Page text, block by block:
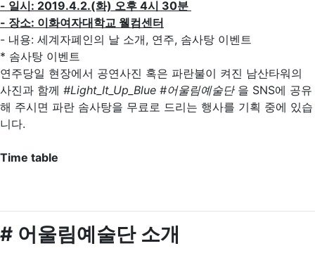
- 일시: 2019.4.2.(화) 오후 4시 30분
- 장소: 이화여자대학교 웰컴센터
- 내용: 세계자폐인의 날 소개, 연주, 솜사탕 이벤트
* 솜사탕 이벤트
연주당일 현장에서 공연사진 혹은 파란불이 켜진 남산타워의
사진과 함께 #Light_It_Up_Blue #어울림예술단 을 SNS에 공유
해 주시면 파란 솜사탕을 무료로 드리는 행사를 기획 중에 있습
니다.
Time table
# 어울림예술단 소개